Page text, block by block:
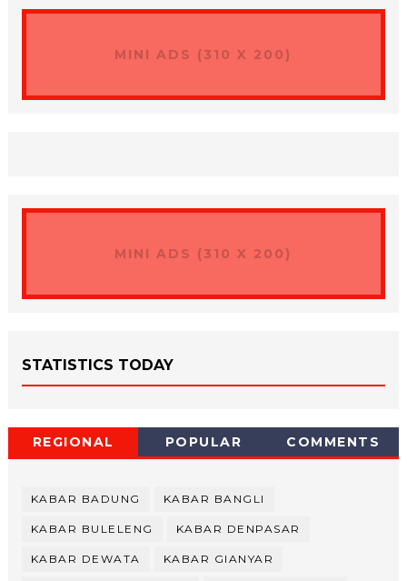
MINI ADS (310 X 200)
MINI ADS (310 X 200)
STATISTICS TODAY
REGIONAL POPULAR COMMENTS
KABAR BADUNG KABAR BANGLI
KABAR BULELENG KABAR DENPASAR
KABAR DEWATA KABAR GIANYAR